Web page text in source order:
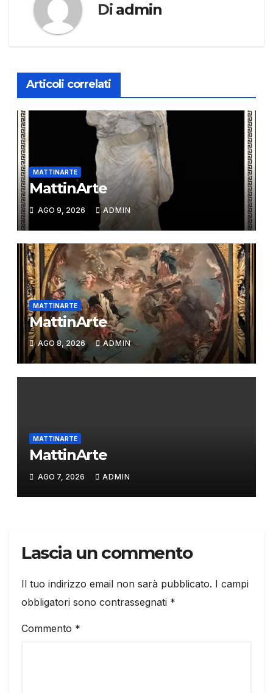
Di admin
Articoli correlati
MATTINARTE
MattinArte
AGO 9, 2026 ADMIN
MATTINARTE
MattinArte
AGO 8, 2026 ADMIN
MATTINARTE
MattinArte
AGO 7, 2026 ADMIN
Lascia un commento
Il tuo indirizzo email non sarà pubblicato. I campi
obbligatori sono contrassegnati *
Commento *